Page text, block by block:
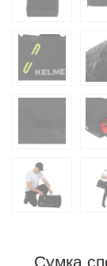
Сумка